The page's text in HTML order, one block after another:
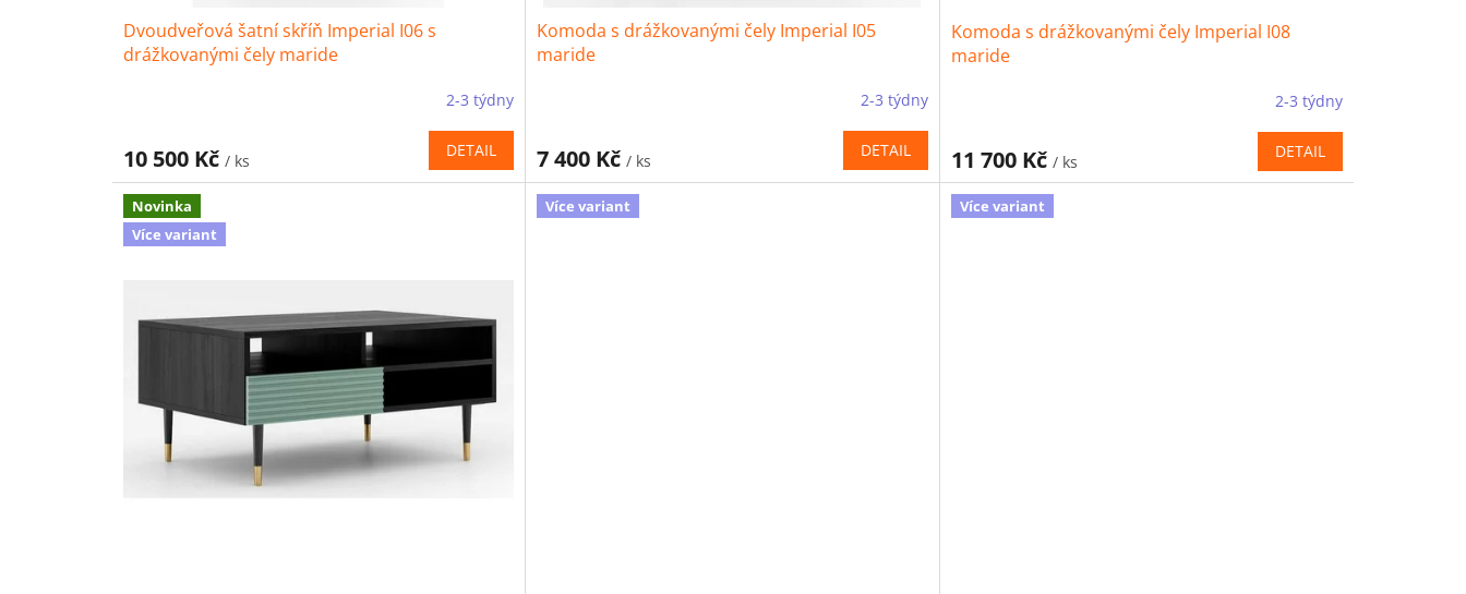
Dvoudveřová šatní skříň Imperial I06 s
drážkovanými čely maride
2-3 týdny
10 500 Kč / ks
DETAIL
Komoda s drážkovanými čely Imperial I05
maride
2-3 týdny
7 400 Kč/ ks
DETAIL
Komoda s drážkovanými čely Imperial I08
maride
2-3 týdny
11 700 Kč / ks
DETAIL
Novinka
Více variant
Více variant Více variant